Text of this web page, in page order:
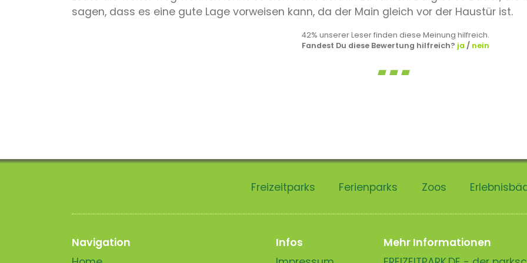
sagen, dass es eine gute Lage vorweisen kann, da der Main gleich vor der Haustür ist.
42% unserer Leser finden diese Meinung hilfreich.
Fandest Du diese Bewertung hilfreich? ja / nein
Freizeitparks Ferienparks Zoos
Navigation
Infos
Mehr Informationen